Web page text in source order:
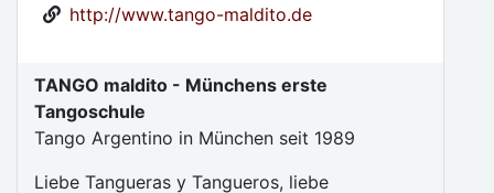
http://www.tango-maldito.de
TANGO maldito - Münchens erste
Tangoschule
Tango Argentino in München seit 1989
Liebe Tangueras y Tangueros, liebe